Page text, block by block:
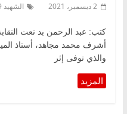
2 ديسمبر، 2021 الشهيد 649
كتب: عبد الرحمن بد نعت
أشرف محمد مجاهد، أستاذ
والذي توفى إثر